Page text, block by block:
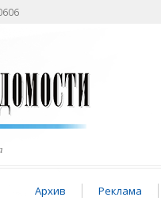
Архив Реклама